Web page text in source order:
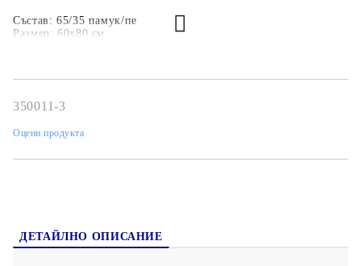
Състав: 65/35 памук/пе
Размер: 60х80 см.
350011-3
Оцени продукта
ДЕТАЙЛНО ОПИСАНИЕ